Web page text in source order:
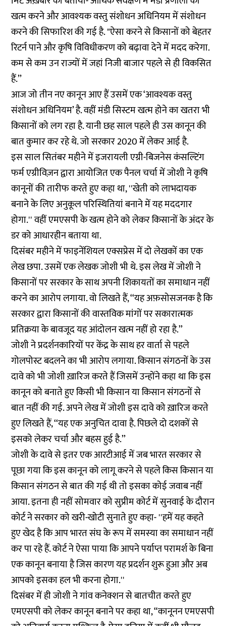
खत्म करने और आवश्यक वस्तु संशोधन अधिनियम में संशोधन
करने की सिफारिश की गई है. "ऐसा करने से किसानों को बेहतर
रिटर्न पाने और कृषि विविधीकरण को बढ़ावा देने में मदद करेगा.
कम से कम उन राज्यों में जहां निजी बाजार पहले से ही विकसित
हैं.’’
आज जो तीन नए कानून आए हैं उसमें एक ‘आवश्यक वस्तु
संशोधन अधिनियम’ है. वहीं मंडी सिस्टम खत्म होने का खतरा भी
किसानों को लग रहा है. यानी छह साल पहले ही उस कानून की
बात कुमार कर रहे थे. जो सरकार 2020 में लेकर आई है.
इस साल सितंबर महीने में इजरायली एग्री-बिजनेस कंसल्टिंग
फर्म एग्रीविज़न द्वारा आयोजित एक पैनल चर्चा में जोशी ने कृषि
कानूनों की तारीफ करते हुएकहाथा, ''खेती को लाभदायक
बनाने के लिए अनुकूल परिस्थितियां बनाने में यह मददगार
होगा.'' वहीं एमएसपी के खत्म होने को लेकर किसानों के अंदर के
डर को आधारहीन बताया था.
दिसंबर महीने में फाइनेंशियल एक्सप्रेस में दो लेखकों का एक
लेख छपा. उसमें एक लेखक जोशी भी थे. इस लेख में जोशी ने
किसानों पर सरकार के साथ अपनी शिकायतों का समाधान नहीं
करने का आरोप लगाया. वोलिखतेहैं, ‘‘यह अफ़सोसजनक है कि
सरकार द्वारा किसानों की वास्तविक मांगों पर सकारात्मक
प्रतिक्रया के बावजूद यह आंदोलन खत्म नहीं हो रहा है.’’
जोशी ने प्रदर्शनकारियों पर केंद्र के साथ हर वार्ता से पहले
गोलपोस्ट बदलने का भी आरोप लगाया. किसान संगठनों के उस
दावे को भी जोशी ख़ारिज करते हैं जिसमें उन्होंने कहा था कि इस
कानून को बनाते हुए किसी भी किसान या किसान संगठनों से
बात नहीं की गई. अपने लेख में जोशी इस दावे को ख़ारिज करते
हुए लिखते हैं, ‘‘यह एक अनुचित दावा है. पिछले दो दशकों से
इसको लेकर चर्चा और बहस हुई है.’’
जोशी के दावे से इतर एकआरटीआईमें जब भारत सरकार से
पूछा गया कि इस कानून को लागू करने से पहले किस किसान या
किसान संगठन से बात की गई थी तो इसका कोई जवाब नहीं
आया. इतना ही नहीं सोमवार को सुप्रीम कोर्ट में सुनवाई के दौरान
कोर्ट ने सरकार को खरी-खोटी सुनाते हुए कहा- ''हमें यह कहते
हुए खेद है कि आप भारत संघ के रूप में समस्या का समाधान नहीं
कर पा रहे हैं. कोर्ट ने ऐसा पाया कि आपने पर्याप्त परामर्श के बिना
एक कानून बनाया है जिस कारण यह प्रदर्शन शुरू हुआ और अब
आपको इसका हल भी करना होगा.''
दिसंबर में ही जोशी ने गांव कनेक्शन सेबातचीतकरते हुए
एमएसपी को लेकर कानून बनाने पर कहा था, “कानूनन एमएसपी